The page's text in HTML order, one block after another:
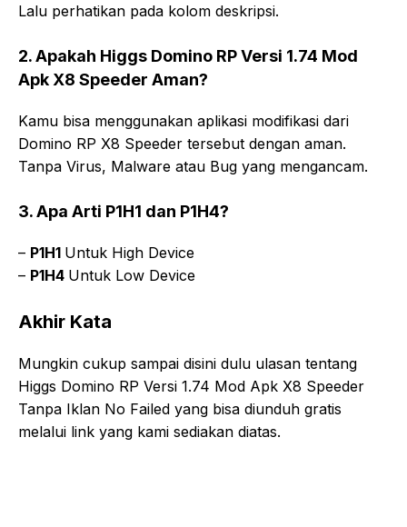
Lalu perhatikan pada kolom deskripsi.
2. Apakah Higgs Domino RP Versi 1.74 Mod
Apk X8 Speeder Aman?
Kamu bisa menggunakan aplikasi modifikasi dari
Domino RP X8 Speeder tersebut dengan aman.
Tanpa Virus, Malware atau Bug yang mengancam.
3. Apa Arti P1H1 dan P1H4?
– P1H1 Untuk High Device
– P1H4 Untuk Low Device
Akhir Kata
Mungkin cukup sampai disini dulu ulasan tentang
Higgs Domino RP Versi 1.74 Mod Apk X8 Speeder
Tanpa Iklan No Failed yang bisa diunduh gratis
melalui link yang kami sediakan diatas.